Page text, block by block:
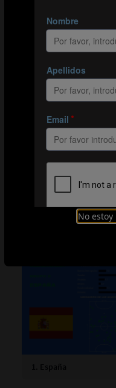
No
: la estadística
partido de la fase de
: número de goles
más baja junto a la del
jugadores de
de grupos, la mayor
GRUPO D:
NUEVA ZELANDA